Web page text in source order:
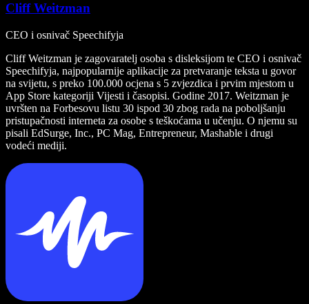
Cliff Weitzman
CEO i osnivač Speechifyja
Cliff Weitzman je zagovaratelj osoba s disleksijom te CEO i osnivač
Speechifyja, najpopularnije aplikacije za pretvaranje teksta u govor
na svijetu, s preko 100.000 ocjena s 5 zvjezdica i prvim mjestom u
App Store kategoriji Vijesti i časopisi. Godine 2017. Weitzman je
uvršten na Forbesovu listu 30 ispod 30 zbog rada na poboljšanju
pristupačnosti interneta za osobe s teškoćama u učenju. O njemu su
pisali EdSurge, Inc., PC Mag, Entrepreneur, Mashable i drugi
vodeći mediji.